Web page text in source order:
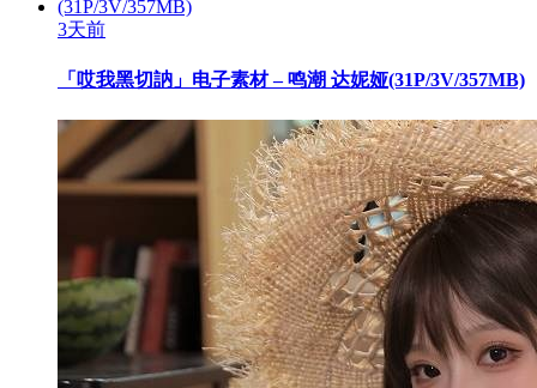
3天前
「哎我黑切訥」电子素材 – 鸣潮 达妮娅(31P/3V/357MB)